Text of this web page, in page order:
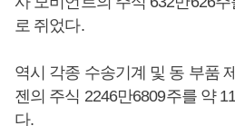
로 쥐었다.
역시 각종 수송기계 및 동 부품
젠의 주식 2246만6809주를 약
다.